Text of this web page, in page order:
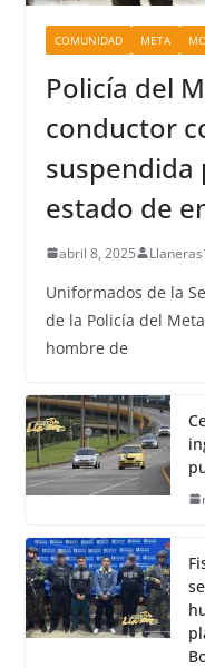
COMUNIDAD META
Policía del
conductor
suspendida
estado de
abril 8, 2025
Uniformados de la
de la Policía del
hombre de